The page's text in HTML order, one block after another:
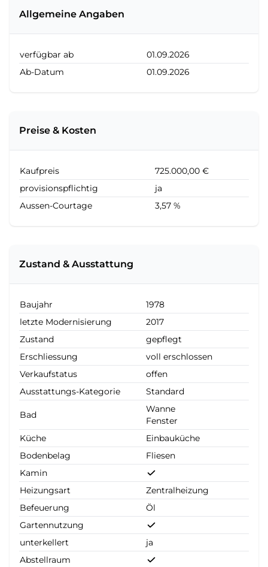
Allgemeine Angaben
verfügbar ab
01.09.2026
Ab-Datum
01.09.2026
Preise & Kosten
Kaufpreis
725.000,00 €
provisionspflichtig
ja
Aussen-Courtage
3,57 %
Zustand & Ausstattung
Baujahr
1978
letzte Modernisierung
2017
Zustand
gepflegt
Erschliessung
voll erschlossen
Verkaufstatus
offen
Ausstattungs-Kategorie
Standard
Bad
Wanne
Fenster
Küche
Einbauküche
Bodenbelag
Fliesen
Kamin
Heizungsart
Zentralheizung
Befeuerung
Öl
Gartennutzung
unterkellert
ja
Abstellraum